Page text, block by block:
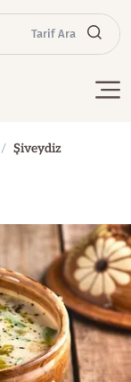
Tarif Ara
Şiveydiz